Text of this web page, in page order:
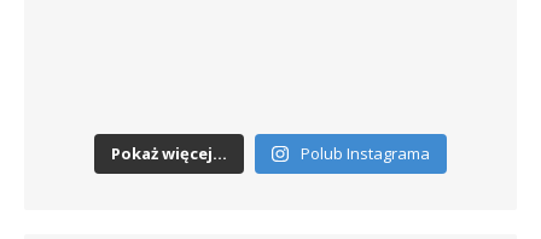
Pokaż więcej... Polub Instagrama